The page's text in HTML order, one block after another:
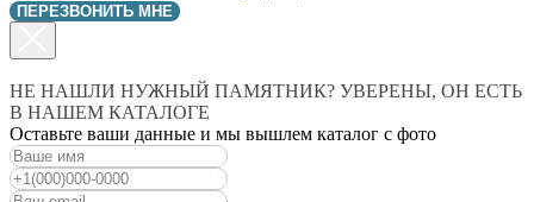
ПЕРЕЗВОНИТЬ МНЕ
НЕ НАШЛИ НУЖНЫЙ ПАМЯТНИК? УВЕРЕНЫ, ОН ЕСТЬ
В НАШЕМ КАТАЛОГЕ
Оставьте ваши данные и мы вышлем каталог с фото